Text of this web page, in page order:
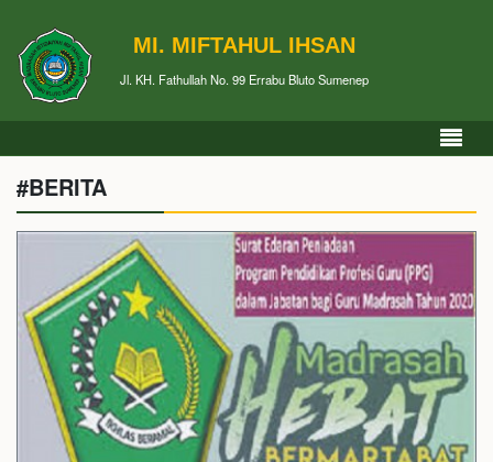
MI. MIFTAHUL IHSAN
Jl. KH. Fathullah No. 99 Errabu Bluto Sumenep
#BERITA